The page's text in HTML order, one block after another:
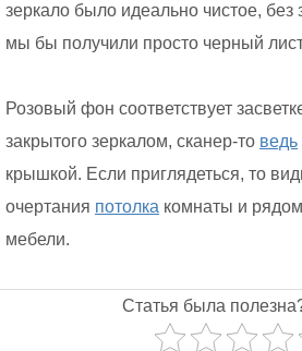
зеркало было идеально чистое,
мы бы получили просто черный
Розовый фон соответствует
закрытого зеркалом, сканер-то ведь
крышкой. Если приглядеться, то
очертания потолка комнаты и
мебели.
Статья была